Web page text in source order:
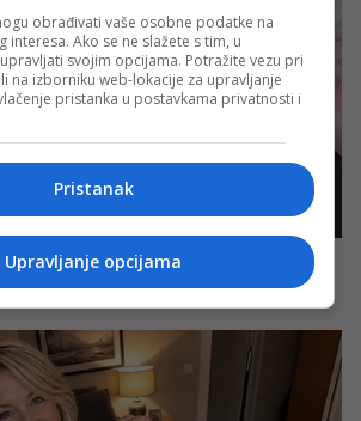
obrađivati vaše osobne podatke na
interesa. Ako se ne slažete s tim, u
svojim opcijama. Potražite vezu pri
na izborniku web-lokacije za upravljanje
pristanka u postavkama privatnosti i
Pristanak
Upravljanje opcijama